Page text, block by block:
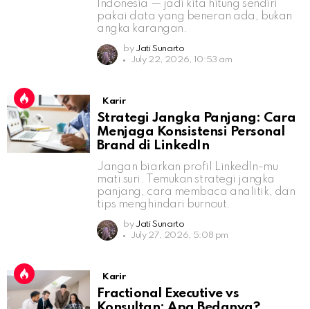
Indonesia — jadi kita hitung sendiri
pakai data yang beneran ada, bukan
angka karangan.
by Jati Sunarto
July 22, 2026, 10:53 am
Karir
Strategi Jangka Panjang: Cara
Menjaga Konsistensi Personal
Brand di LinkedIn
Jangan biarkan profil LinkedIn-mu
mati suri. Temukan strategi jangka
panjang, cara membaca analitik, dan
tips menghindari burnout.
by Jati Sunarto
July 27, 2026, 5:08 pm
Karir
Fractional Executive vs